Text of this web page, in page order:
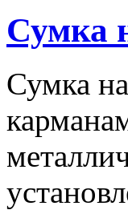
Сумка
Сумка